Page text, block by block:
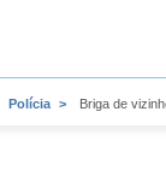
Polícia Briga de